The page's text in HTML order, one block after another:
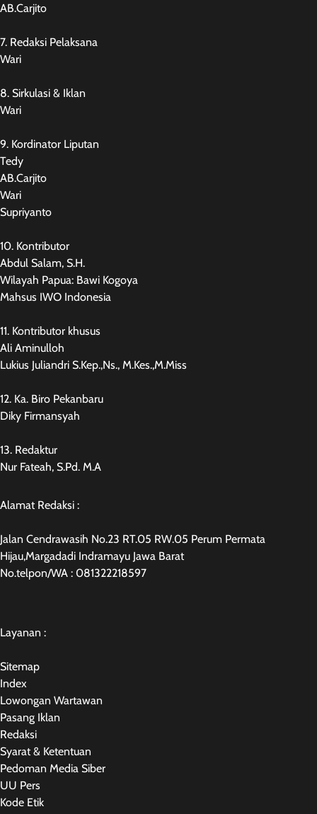
AB.Carjito
7. Redaksi Pelaksana
Wari
8. Sirkulasi & Iklan
Wari
9. Kordinator Liputan
Tedy
AB.Carjito
Wari
Supriyanto
10. Kontributor
Abdul Salam, S.H.
Wilayah Papua: Bawi Kogoya
Mahsus IWO Indonesia
11. Kontributor khusus
Ali Aminulloh
Lukius Juliandri S.Kep.,Ns., M.Kes.,M.Miss
12. Ka. Biro Pekanbaru
Diky Firmansyah
13. Redaktur
Nur Fateah, S.Pd. M.A
Alamat Redaksi :
Jalan Cendrawasih No.23 RT.05 RW.05 Perum Permata
Hijau,Margadadi Indramayu Jawa Barat
No.telpon/WA : 081322218597
Layanan :
Sitemap
Index
Lowongan Wartawan
Pasang Iklan
Redaksi
Syarat & Ketentuan
Pedoman Media Siber
UU Pers
Kode Etik